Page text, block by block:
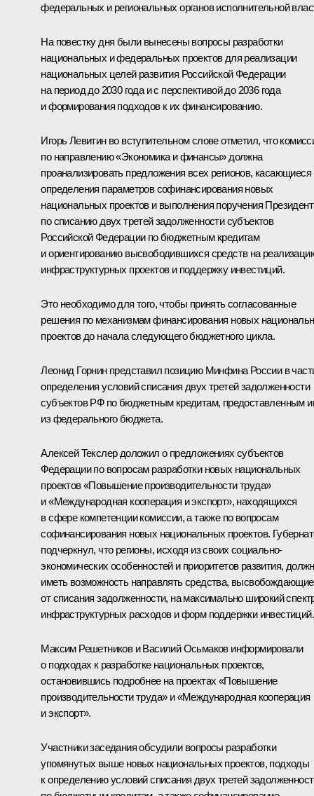
федеральных и региональных органов исполнительной
На повестку дня были вынесены вопросы разработки
национальных и федеральных проектов для реализации
национальных целей развития Российской Федерации
на период до 2030 года и с перспективой до 2036 года
и формирования подходов к их финансированию.
Игорь Левитинво вступительном слове отметил, что
по направлению «Экономика и финансы» должна
проанализировать предложения всех регионов, касающиеся
определения параметров софинансирования новых
национальных проектов и выполнения поручения
по списанию двух третей задолженности субъектов
Российской Федерации по бюджетным кредитам
и ориентированию высвободившихся средств на
инфраструктурных проектов и поддержку инвестиций.
Это необходимо для того, чтобы принять согласованные
решения по механизмам финансирования новых
проектов до начала следующего бюджетного цикла.
Леонид Горнин представил позицию Минфина России в
определения условий списания двух третей задолженности
субъектов РФ по бюджетным кредитам, предоставленным
из федерального бюджета.
Алексей Текслердоложил о предложениях субъектов
Федерации по вопросам разработки новых национальных
проектов «Повышение производительности труда»
и «Международная кооперация и экспорт», находящихся
в сфере компетенции комиссии, а также по вопросам
софинансирования новых национальных проектов.
подчеркнул, что регионы, исходя из своих социально-
экономических особенностей и приоритетов развития,
иметь возможность направлять средства,
от списания задолженности, на максимально широкий
инфраструктурных расходов и форм поддержки инвестиций.
Максим Решетников и Василий Осьмаков информировали
о подходах к разработке национальных проектов,
остановившись подробнее на проектах «Повышение
производительности труда» и «Международная кооперация
и экспорт».
Участники заседания обсудили вопросы разработки
упомянутых выше новых национальных проектов, подходы
к определению условий списания двух третей